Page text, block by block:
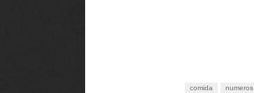
comida numeros